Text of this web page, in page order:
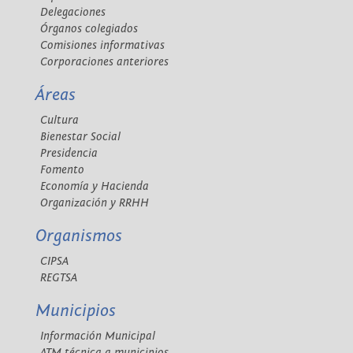
Delegaciones
Órganos colegiados
Comisiones informativas
Corporaciones anteriores
Áreas
Cultura
Bienestar Social
Presidencia
Fomento
Economía y Hacienda
Organización y RRHH
Organismos
CIPSA
REGTSA
Municipios
Información Municipal